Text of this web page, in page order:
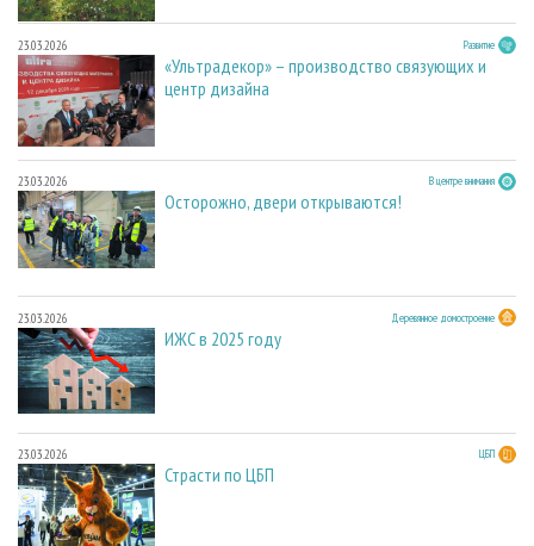
23.03.2026 Развитие
«Ультрадекор» – производство связующих и
центр дизайна
23.03.2026 В центре внимания
Осторожно, двери открываются!
23.03.2026 Деревянное домостроение
ИЖС в 2025 году
23.03.2026 ЦБП
Страсти по ЦБП